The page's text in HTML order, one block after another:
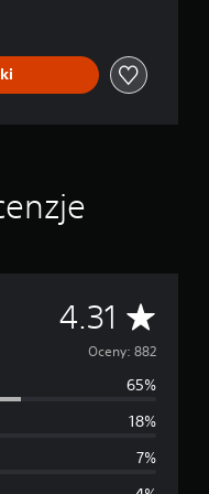
4.31 Ś
r
e
d
Oceny: 882
65%
18%
7%